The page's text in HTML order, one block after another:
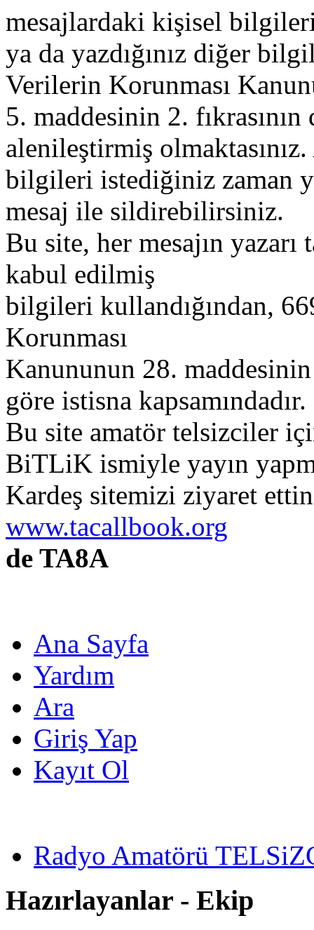
mesajlardaki kişisel
ya da yazdığınız diğer
Verilerin Korunması
5. maddesinin 2.
alenileştirmiş
bilgileri istediğiniz zaman
mesaj ile sildirebilirsiniz.
Bu site, her mesajın
kabul edilmiş
bilgileri kullandığından,
Korunması
Kanununun 28. maddesinin
göre istisna kapsamındadır.
Bu site amatör telsizciler
BiTLiK ismiyle yayın
Kardeş sitemizi ziyaret
www.tacallbook.org
de TA8A
Ana Sayfa
Yardım
Ara
Giriş Yap
Kayıt Ol
Radyo Amatörü
Hazırlayanlar - Ekip